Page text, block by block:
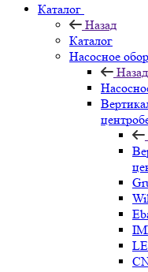
Каталог
Назад
Каталог
Насосное
Назад